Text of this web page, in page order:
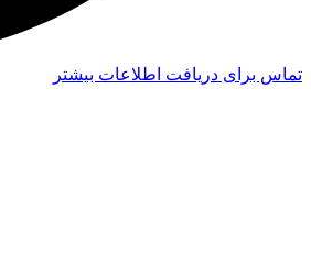
تماس برای دریافت اطلاعات بیشتر